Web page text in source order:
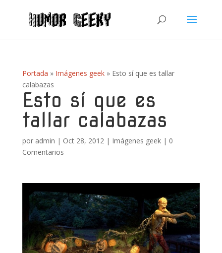
Portada » Imágenes geek» Esto sí que es tallar
calabazas
Esto sí que es
tallar calabazas
por admin | Oct 28, 2012| Imágenes geek| 0
Comentarios